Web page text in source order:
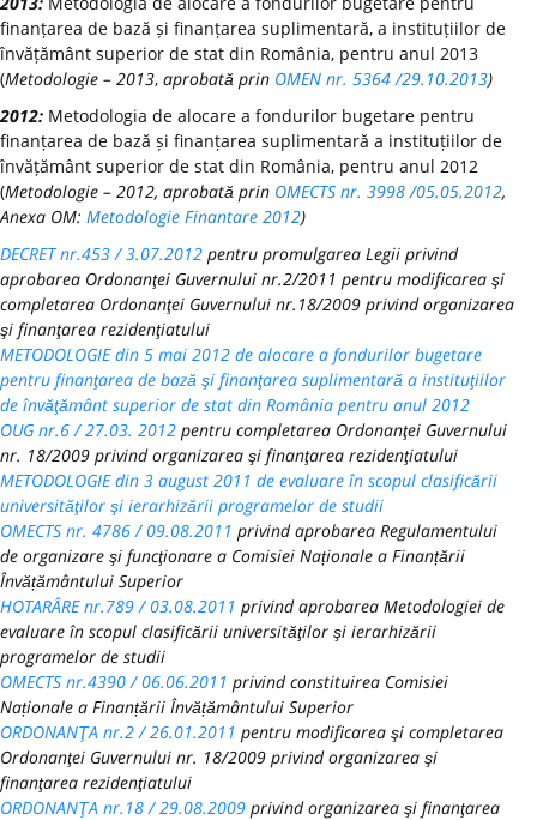
finanțarea de bază și finanțarea suplimentară, a instituțiilor de
învățământ superior de stat din România, pentru anul 2013
(Metodologie – 2013, aprobată prin OMEN nr. 5364 /29.10.2013)
2012: Metodologia de alocare a fondurilor bugetare pentru
finanțarea de bază și finanțarea suplimentară a instituțiilor de
învățământ superior de stat din România, pentru anul 2012
(Metodologie – 2012, aprobată prin OMECTS nr. 3998 /05.05.2012,
Anexa OM: Metodologie Finantare 2012)
DECRET nr.453 / 3.07.2012 pentru promulgarea Legii privind
aprobarea Ordonanţei Guvernului nr.2/2011 pentru modificarea şi
completarea Ordonanţei Guvernului nr.18/2009 privind organizarea
şi finanţarea rezidenţiatului
METODOLOGIE din 5 mai 2012 de alocare a fondurilor bugetare
pentru finanţarea de bază şi finanţarea suplimentară a instituţiilor
de învăţământ superior de stat din România pentru anul 2012
OUG nr.6 / 27.03. 2012 pentru completarea Ordonanţei Guvernului
nr. 18/2009 privind organizarea şi finanţarea rezidenţiatului
METODOLOGIE din 3 august 2011 de evaluare în scopul clasificării
universităţilor şi ierarhizării programelor de studii
OMECTS nr. 4786 / 09.08.2011 privind aprobarea Regulamentului
de organizare şi funcţionare a Comisiei Naționale a Finanțării
Învățământului Superior
HOTARÂRE nr.789 / 03.08.2011 privind aprobarea Metodologiei de
evaluare în scopul clasificării universităţilor şi ierarhizării
programelor de studii
OMECTS nr.4390 / 06.06.2011 privind constituirea Comisiei
Naționale a Finanțării Învățământului Superior
ORDONANŢA nr.2 / 26.01.2011 pentru modificarea şi completarea
Ordonanţei Guvernului nr. 18/2009 privind organizarea şi
finanţarea rezidenţiatului
ORDONANŢA nr.18 / 29.08.2009 privind organizarea şi finanţarea